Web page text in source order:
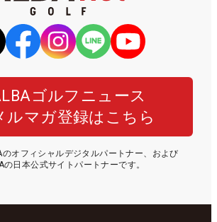
ゴルフニュース
ルマガ登録はこちら
オフィシャルデジタルパートナー、および
の日本公式サイトパートナーです。